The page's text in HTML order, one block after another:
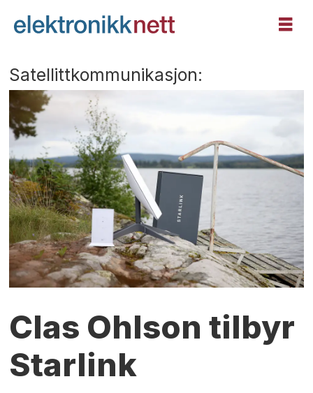
Satellittkommunikasjon:
Clas Ohlson tilbyr
Starlink